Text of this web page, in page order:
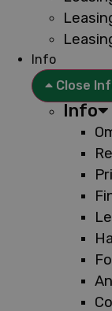
Info
Close
Info